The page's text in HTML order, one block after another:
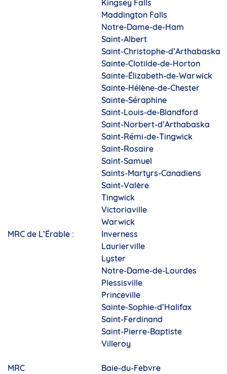
Kingsey Falls
Maddington Falls
Notre-Dame-de-Ham
Saint-Albert
Saint-Christophe-d’Arthabaska
Sainte-Clotilde-de-Horton
Sainte-Élizabeth-de-Warwick
Sainte-Hélène-de-Chester
Sainte-Séraphine
Saint-Louis-de-Blandford
Saint-Norbert-d’Arthabaska
Saint-Rémi-de-Tingwick
Saint-Rosaire
Saint-Samuel
Saints-Martyrs-Canadiens
Saint-Valère
Tingwick
Victoriaville
Warwick
MRC de L’Érable :
Inverness
Laurierville
Lyster
Notre-Dame-de-Lourdes
Plessisville
Princeville
Sainte-Sophie-d’Halifax
Saint-Ferdinand
Saint-Pierre-Baptiste
Villeroy
MRC
Baie-du-Febvre